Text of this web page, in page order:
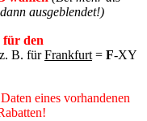
ausgeblendet!)
für den
z. B. fürFrankfurt = F-XY
eines vorhandenen